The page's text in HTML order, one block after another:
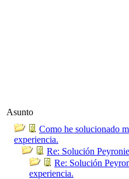
Asunto
Como he solucionado
experiencia.
Re: Solución
Re: Solución
experiencia.